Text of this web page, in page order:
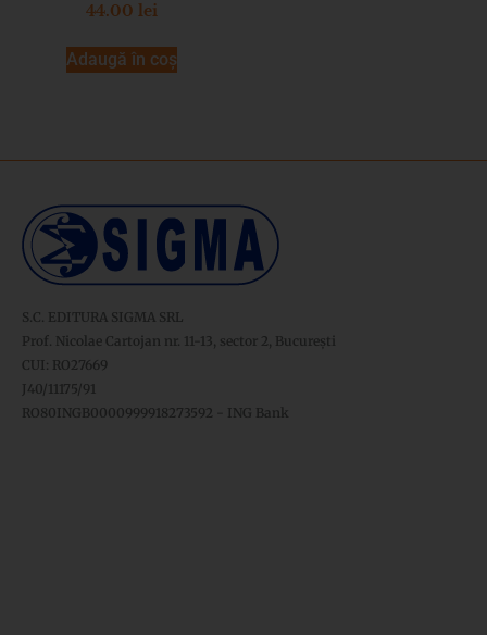
44.00 lei
Adaugă în coș
S.C. EDITURA SIGMA SRL
Prof. Nicolae Cartojan nr. 11-13, sector 2, București
CUI: RO27669
J40/11175/91
RO80INGB0000999918273592 - ING Bank